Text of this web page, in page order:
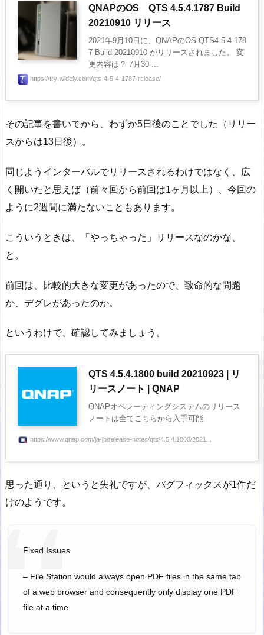
QNAPのOS QTS 4.5.4.1787 Build
20210910 リリース
2021年9月10日に、QNAPのOS QTS4.5.4.178
7 Build 20210910 がリリースされました。 変
更内容は？ 7月30 ...
https://try-widely.com/qts-4-5-4-1787-release/
その記事を書いてから、わずか5日後のことでした（リリー
スからは13日後）。
同じようインターバルでリリースされるわけではなく、広
く開いたと思えば（前々回から前回は1ヶ月以上）、今回の
ように2週間に満たないこともあります。
こういうときは、「やっちゃった」リリースなのかな、
と。
前回は、比較的大きな変更があったので、致命的な問題
か、デグレがあったのか。
というわけで、確認してみましょう。
QTS 4.5.4.1800 build 20210923 | リ
リースノート | QNAP
QNAPオペレーティングシステムのリリース
ノートは全てこちらから入手可能
https://www.qnap.com/ja-jp/release-notes/qts/4.5.4.1800/2021...
思った通り、というと失礼ですが、バグフィックスが1件だ
けのようです。
Fixed Issues
– File Station would always open PDF files in the same tab
of a web browser and consequently only display one PDF
file at a time.